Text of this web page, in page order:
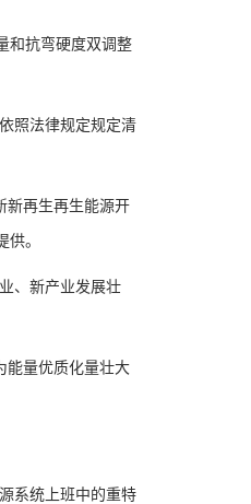
和抗弯硬度双调整
照法律规定规定清
再生再生能源开
。
、新产业发展壮
量优质化量壮大
系统上班中的重特